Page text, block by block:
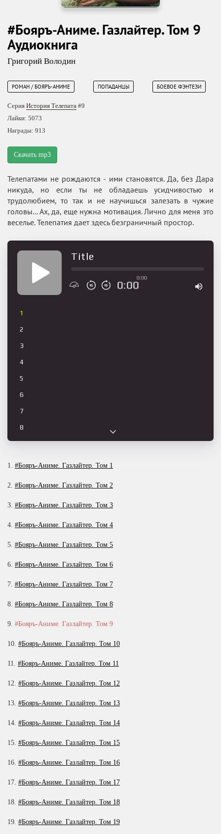
#Бояръ-Аниме. Газлайтер. Том 9
Аудиокнига
Григорий Володин
РОМАН / БОЯРЪ-АНИМЕ ПОПАДАНЦЫ БОЕВОЕ ФЭНТЕЗИ
Серия История Телепата #9
Лайки: 5073
Награды: 913
Скачать mp3
Телепатами не рождаются - ими становятся. Да, без Дара
никуда, но если ты не обладаешь усидчивостью и
трудолюбием, то так и не научишься залезать в чужие
головы... Ах, да, еще нужна мотивация. Лично для меня это
веселье. Телепатия дает здесь безграничный простор.
Title
0:00
0:00
1
2
3
4
5
6
7
8
13
14
15
19
20
21
24
25
26
1. #Бояръ-Аниме. Газлайтер. Том 1
2. #Бояръ-Аниме. Газлайтер. Том 2
3. #Бояръ-Аниме. Газлайтер. Том 3
4. #Бояръ-Аниме. Газлайтер. Том 4
5. #Бояръ-Аниме. Газлайтер. Том 5
6. #Бояръ-Аниме. Газлайтер. Том 6
7. #Бояръ-Аниме. Газлайтер. Том 7
8. #Бояръ-Аниме. Газлайтер. Том 8
9. #Бояръ-Аниме. Газлайтер. Том 9
10. #Бояръ-Аниме. Газлайтер. Том 10
11. #Бояръ-Аниме. Газлайтер. Том 11
12. #Бояръ-Аниме. Газлайтер. Том 12
13. #Бояръ-Аниме. Газлайтер. Том 13
14. #Бояръ-Аниме. Газлайтер. Том 14
15. #Бояръ-Аниме. Газлайтер. Том 15
16. #Бояръ-Аниме. Газлайтер. Том 16
17. #Бояръ-Аниме. Газлайтер. Том 17
18. #Бояръ-Аниме. Газлайтер. Том 18
19. #Бояръ-Аниме. Газлайтер. Том 19